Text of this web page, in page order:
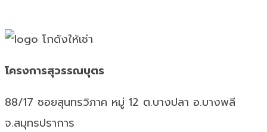
โครงการสุวรรณบุตร
88/17 ซอยสุนทรวิภาค หมู่ 12 ต.บางปลา อ.บางพลี
จ.สมุทรปราการ